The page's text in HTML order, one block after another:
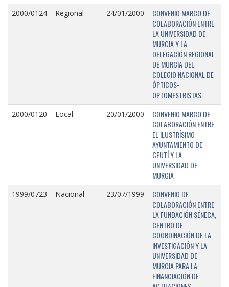
2000/0124 Regional 24/01/2000
CONVENIO MARCO DE
COLABORACIÓN ENTRE
LA UNIVERSIDAD DE
MURCIA Y LA
DELEGACIÓN REGIONAL
DE MURCIA DEL
COLEGIO NACIONAL DE
ÓPTICOS-
OPTOMESTRISTAS
2000/0120 Local 20/01/2000
CONVENIO MARCO DE
COLABORACIÓN ENTRE
EL ILUSTRÍSIMO
AYUNTAMIENTO DE
CEUTÍ Y LA
UNIVERSIDAD DE
MURCIA
1999/0723 Nacional 23/07/1999
CONVENIO DE
COLABORACIÓN ENTRE
LA FUNDACIÓN SÉNECA,
CENTRO DE
COORDINACIÓN DE LA
INVESTIGACIÓN Y LA
UNIVERSIDAD DE
MURCIA PARA LA
FINANCIACIÓN DE